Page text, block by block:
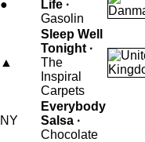
●
Life ·
Gasolin
▲
Sleep Well
Tonight ·
The
Inspiral
Carpets
NY
Everybody
Salsa ·
Chocolate